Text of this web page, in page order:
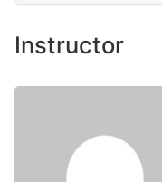
Instructor